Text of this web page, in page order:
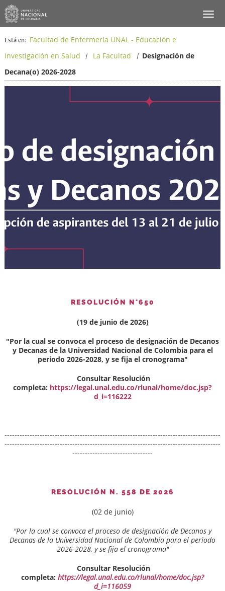
Está en: Facultad de Enfermería UNAL - Educación e
Investigación en Salud
/ La Facultad / Designación de
Decana(o) 2026-2028
RESOLUCIÓN N°650
(19 de junio de 2026)
"Por la cual se convoca el proceso de designación de Decanos
y Decanas de la Universidad Nacional de Colombia para el
periodo 2026-2028, y se fija el cronograma"
Consultar Resolución
completa: https://legal.unal.edu.co/rlunal/home/doc.jsp?
d_i=116222
--------------------------------------------------------------------------------------
--------------------------------------------------------------------------------------
--------------------------------
RESOLUCIÓN N. 558 DE 2026
(02 de junio)
"Por la cual se convoca el proceso de designación de Decanos y
Decanas de la Universidad Nacional de Colombia para el periodo
2026-2028, y se fija el cronograma"
Consultar Resolución
completa: https://legal.unal.edu.co/rlunal/home/doc.jsp?
d_i=116059